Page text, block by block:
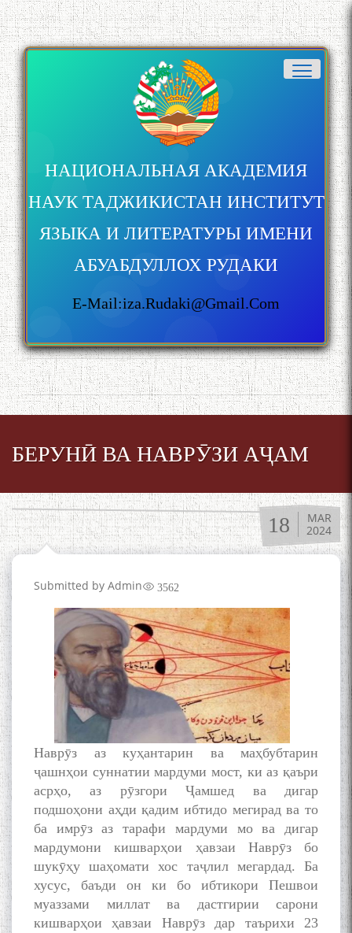
НАЦИОНАЛЬНАЯ АКАДЕМИЯ
НАУК ТАДЖИКИСТАН ИНСТИТУТ
ЯЗЫКА И ЛИТЕРАТУРЫ ИМЕНИ
АБУАБДУЛЛОХ РУДАКИ
E-Mail:iza.rudaki@gmail.com
БЕРУНӢ ВА НАВРӮЗИ АҶАМ
18
MAR
2024
Submitted by Admin 3562
Наврӯз аз куҳантарин ва маҳбубтарин
ҷашнҳои суннатии мардуми мост, ки аз қаъри
асрҳо, аз рӯзгори Ҷамшед ва дигар
подшоҳони аҳди қадим ибтидо мегирад ва то
ба имрӯз аз тарафи мардуми мо ва дигар
мардумони кишварҳои ҳавзаи Наврӯз бо
шукӯҳу шаҳомати хос таҷлил мегардад. Ба
хусус, баъди он ки бо ибтикори Пешвои
муаззами миллат ва дастгирии сарони
кишварҳои ҳавзаи Наврӯз дар таърихи 23